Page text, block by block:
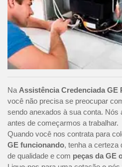
Na Assistência Credenciada GE
você não precisa se preocupar
sendo anexados à sua conta.
antes de começarmos a trabalhar.
Quando você nos contrata para
GE funcionando, tenha a certeza
de qualidade e com peças da GE